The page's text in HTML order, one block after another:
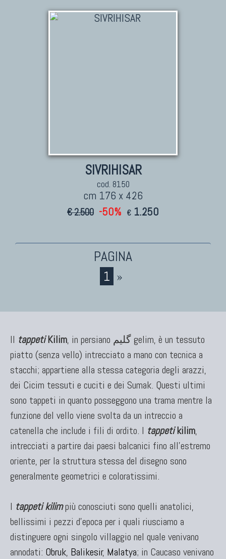
SIVRIHISAR
cod. 8150
cm 176 x 426
€ 2.500 -50% € 1.250
1 »
Il tappetiKilim, in persiano گلیم gelim, è un tessuto
piatto (senza vello) intrecciato a mano con tecnica a
stacchi; appartiene alla stessa categoria degli arazzi,
dei Cicim tessuti e cuciti e dei Sumak. Questi ultimi
sono tappeti in quanto posseggono una trama mentre la
funzione del vello viene svolta da un intreccio a
catenella che include i fili di ordito. I tappetikilim,
intrecciati a partire dai paesi balcanici fino all'estremo
oriente, per la struttura stessa del disegno sono
generalmente geometrici e coloratissimi.
I tappeti kilimpiù conosciuti sono quelli anatolici,
bellissimi i pezzi d'epoca per i quali riusciamo a
distinguere ogni singolo villaggio nel quale venivano
annodati: Obruk, Balikesir, Malatya; in Caucaso venivano